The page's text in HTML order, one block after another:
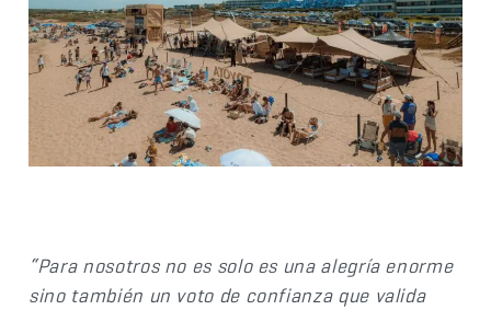
“Para nosotros no es solo es una alegría enorme
sino también un voto de confianza que valida